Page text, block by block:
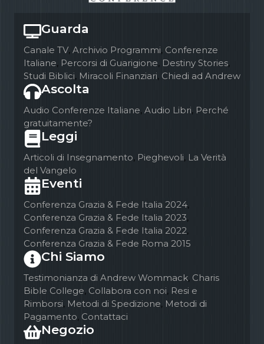
Guarda
Canale TV, Archivio Programmi, Conferenze
Italiane, Percorsi di Guarigione, Destiny Stories,
Studi Biblici, Miracoli Finanziari, Chiedi ad Andrew
Ascolta
Audio Conferenze Italiane, Audio Libri, Perché
gratuitamente?
Leggi
Articoli di Insegnamento, Pieghevoli, La Verità
del Vangelo
Eventi
Conferenza Grazia & Fede Italia 2024,
Conferenza Grazia & Fede Italia 2023,
Conferenza Grazia & Fede Italia 2022,
Conferenza Grazia & Fede Roma 2015
Chi Siamo
Testimonianza di Andrew Wommack, Charis
Bible College, Collabora con noi, Resi e
Rimborsi, Metodi di Spedizione, Metodi di
Pagamento, Contattaci
Negozio